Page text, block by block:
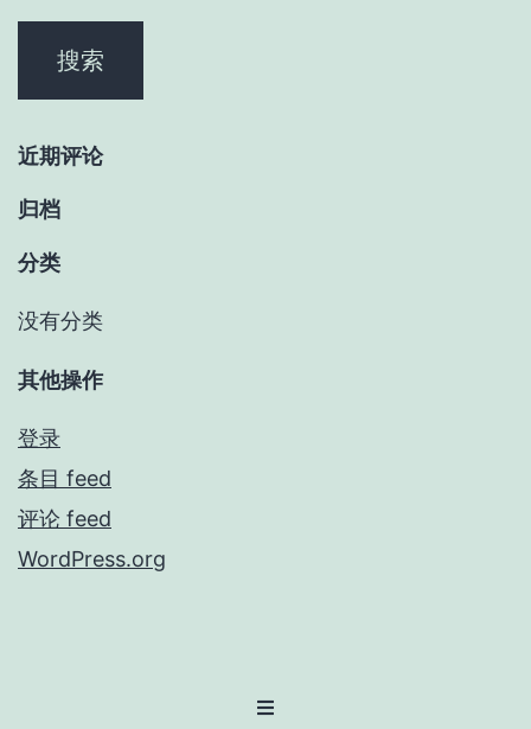
近期评论
归档
分类
没有分类
其他操作
登录
条目 feed
评论 feed
WordPress.org